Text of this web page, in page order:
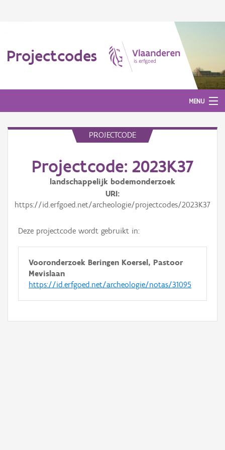
Projectcodes
MENU
PROJECTCODE
Projectcode: 2023K37
landschappelijk bodemonderzoek
URI
https://id.erfgoed.net/archeologie/projectcodes/2023K37
Deze projectcode wordt gebruikt in:
Vooronderzoek Beringen Koersel, Pastoor
Mevislaan
https://id.erfgoed.net/archeologie/notas/31095